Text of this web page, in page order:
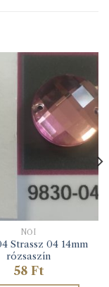
NŐI
Strassz 04 14mm
rózsaszín
58 Ft